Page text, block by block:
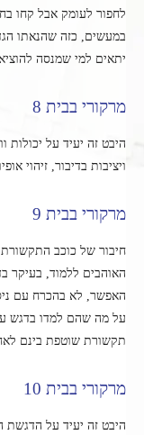
לחפור לעומק אבל קחו
במעשים, כזה שהנאתו
יתאים למי שמנסה
מרקורי בבית 8
היבט זה יעיד על יכולות
ויציבות בדיבור, זיהוי
מרקורי בבית 9
חיבור של כוכב
האוהבים ללמוד, בעיקר
האפשר, לא בהכרח עם
על מה שהם למדו בדגש
תקשורת שוטפת בינם
מרקורי בבית 10
היבט זה יעיד על הדגשת